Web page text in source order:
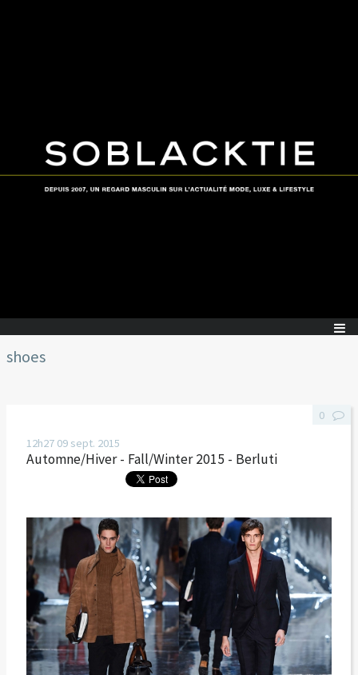
shoes
12h27 09 sept. 2015
Automne/Hiver - Fall/Winter 2015 - Berluti
0